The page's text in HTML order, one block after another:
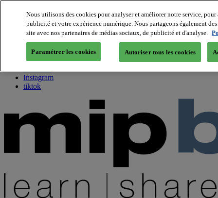
About us
Twitter
Facebook
Youtube
Instagram
tiktok
Nous utilisons des cookies pour analyser et améliorer notre service,
publicité et votre expérience numérique. Nous partageons également
site avec nos partenaires de médias sociaux, de publicité et d'analyse.
Paramétrer les cookies Autoriser tous les cookies